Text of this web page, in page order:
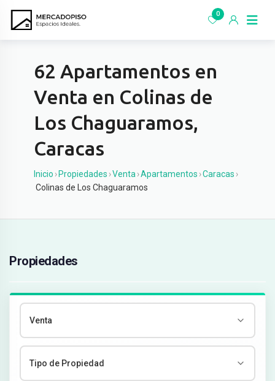
0
62 Apartamentos en
Venta en Colinas de
Los Chaguaramos,
Caracas
Inicio › Propiedades ›Venta ›Apartamentos ›Caracas ›
Colinas de Los Chaguaramos
Propiedades